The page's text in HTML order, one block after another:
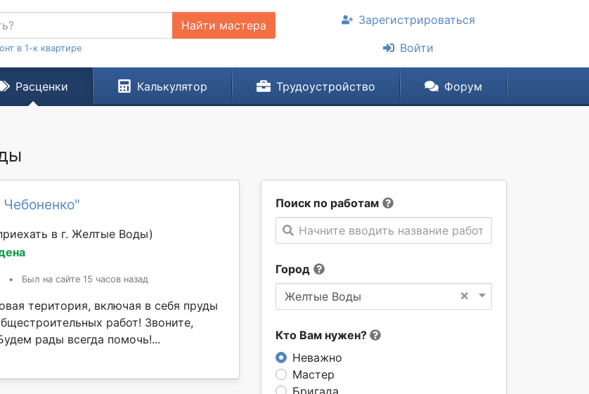
Найти мастера
в 1-к квартире
Зарегистрироваться
Войти
Расценки Калькулятор Трудоустройство Форум
Поиск по работам
Начните вводить название работы
Город
×
Желтые Воды
Кто Вам нужен?
Неважно
Мастер
Бригада
в г. Желтые Воды)
• Был на сайте 15 часов назад
територия, включая в себя пруды
работ! Звоните,
рады всегда помочь!...